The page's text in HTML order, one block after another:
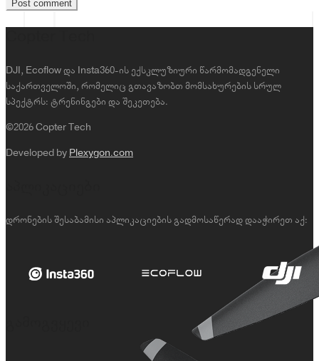
DJI, Ecoflow და Insta360-ის ექსკლუზიური წარმომადგენელი
საქართველოში, რომელიც გთავაზობთ მომსახურების სრულ
სპექტრს: ტრენინგები და შეკეთება.
©2026 Copter Tech
Developed by Plexygon.com
დრონების შესაბამისი აპლიკაციების გადმოსაწერად დააჭირეთ აქ: